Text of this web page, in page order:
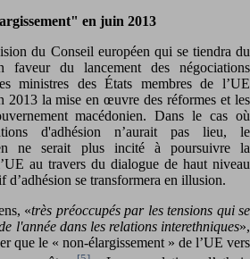
en juin 2013
du Conseil européen qui se tiendra du
du lancement des négociations
ministres des États membres de l’UE
2013 la mise en œuvre des réformes et les
macédonien. Dans le cas où
d'adhésion n’aurait pas lieu, le
ne serait plus incité à poursuivre la
au travers du dialogue de haut niveau
d’adhésion se transformera en illusion.
«très préoccupés par les tensions qui se
l'année dans les relations interethniques»,
que le « non-élargissement » de l’UE vers